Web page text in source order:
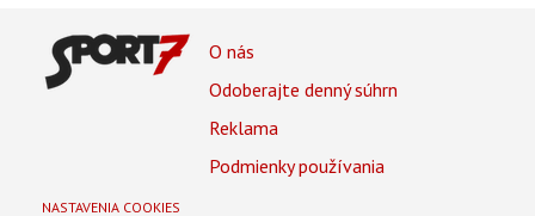
Footer
Footer
O nás
Odoberajte denný súhrn
Reklama
Podmienky používania
NASTAVENIA COOKIES